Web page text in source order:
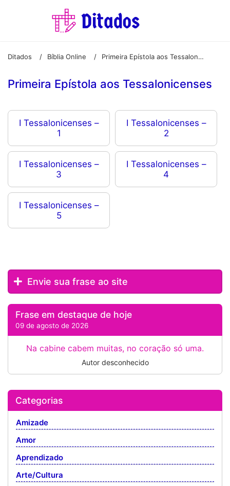
Ditados / Bíblia Online / Primeira Epístola aos Tessalonicenses
Primeira Epístola aos Tessalonicenses
I Tessalonicenses –
1
I Tessalonicenses –
2
I Tessalonicenses –
3
I Tessalonicenses –
4
I Tessalonicenses –
5
Envie sua frase ao site
Frase em destaque de hoje
09 de agosto de 2026
Na cabine cabem muitas, no coração só uma.
Autor desconhecido
Categorias
Amizade
Amor
Aprendizado
Arte/Cultura